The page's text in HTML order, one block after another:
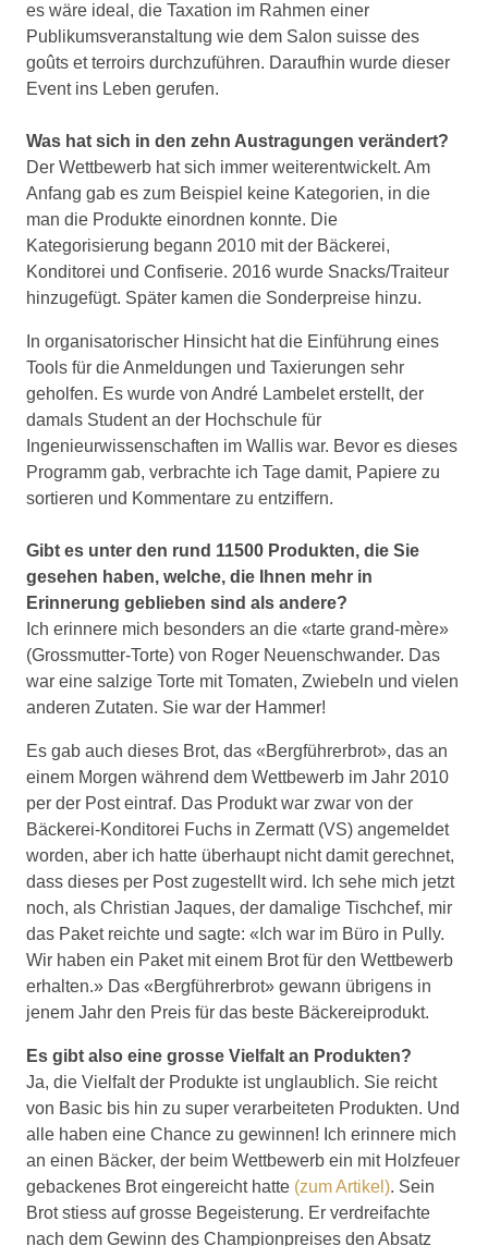
es wäre ideal, die Taxation im Rahmen einer
Publikumsveranstaltung wie dem Salon suisse des
goûts et terroirs durchzuführen. Daraufhin wurde dieser
Event ins Leben gerufen.
Was hat sich in den zehn Austragungen verändert?
Der Wettbewerb hat sich immer weiterentwickelt. Am
Anfang gab es zum Beispiel keine Kategorien, in die
man die Produkte einordnen konnte. Die
Kategorisierung begann 2010 mit der Bäckerei,
Konditorei und Confiserie. 2016 wurde Snacks/Traiteur
hinzugefügt. Später kamen die Sonderpreise hinzu.
In organisatorischer Hinsicht hat die Einführung eines
Tools für die Anmeldungen und Taxierungen sehr
geholfen. Es wurde von André Lambelet erstellt, der
damals Student an der Hochschule für
Ingenieurwissenschaften im Wallis war. Bevor es dieses
Programm gab, verbrachte ich Tage damit, Papiere zu
sortieren und Kommentare zu entziffern.
Gibt es unter den rund 11500 Produkten, die Sie
gesehen haben, welche, die Ihnen mehr in
Erinnerung geblieben sind als andere?
Ich erinnere mich besonders an die «tarte grand-mère»
(Grossmutter-Torte) von Roger Neuenschwander. Das
war eine salzige Torte mit Tomaten, Zwiebeln und vielen
anderen Zutaten. Sie war der Hammer!
Es gab auch dieses Brot, das «Bergführerbrot», das an
einem Morgen während dem Wettbewerb im Jahr 2010
per der Post eintraf. Das Produkt war zwar von der
Bäckerei-Konditorei Fuchs in Zermatt (VS) angemeldet
worden, aber ich hatte überhaupt nicht damit gerechnet,
dass dieses per Post zugestellt wird. Ich sehe mich jetzt
noch, als Christian Jaques, der damalige Tischchef, mir
das Paket reichte und sagte: «Ich war im Büro in Pully.
Wir haben ein Paket mit einem Brot für den Wettbewerb
erhalten.» Das «Bergführerbrot» gewann übrigens in
jenem Jahr den Preis für das beste Bäckereiprodukt.
Es gibt also eine grosse Vielfalt an Produkten?
Ja, die Vielfalt der Produkte ist unglaublich. Sie reicht
von Basic bis hin zu super verarbeiteten Produkten. Und
alle haben eine Chance zu gewinnen! Ich erinnere mich
an einen Bäcker, der beim Wettbewerb ein mit Holzfeuer
gebackenes Brot eingereicht hatte (zum Artikel). Sein
Brot stiess auf grosse Begeisterung. Er verdreifachte
nach dem Gewinn des Championpreises den Absatz